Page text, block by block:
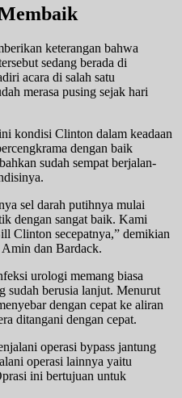
keterangan bahwa
sedang berada di
acara di salah satu
merasa pusing sejak hari
kondisi Clinton dalam keadaan
dengan baik
sudah sempat berjalan-
sel darah putihnya mulai
dengan sangat baik. Kami
Clinton secepatnya,” demikian
dan Bardack.
urologi memang biasa
sudah berusia lanjut. Menurut
dengan cepat ke aliran
ditangani dengan cepat.
operasi bypass jantung
operasi lainnya yaitu
ini bertujuan untuk